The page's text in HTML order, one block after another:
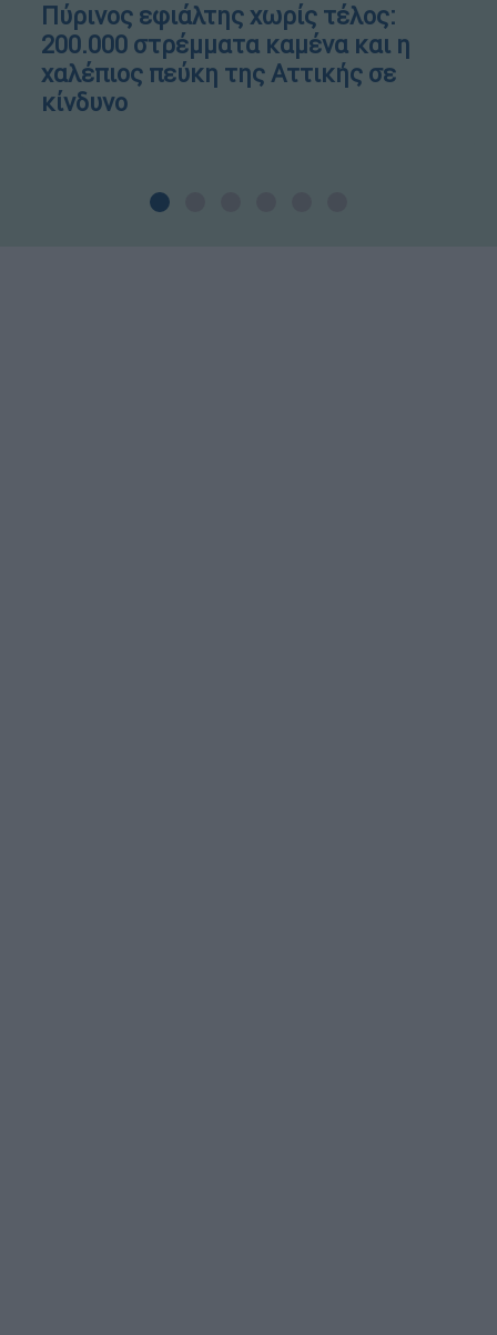
Πύρινος εφιάλτης χωρίς τέλος:
200.000 στρέμματα καμένα και η
χαλέπιος πεύκη της Αττικής σε
κίνδυνο